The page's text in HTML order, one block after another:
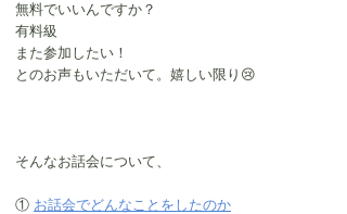
無料でいいんですか？
有料級
また参加したい！
とのお声もいただいて。嬉しい限り😢
そんなお話会について、
① お話会でどんなことをしたのか